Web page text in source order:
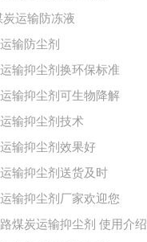
炭运输防冻液
输防尘剂
输抑尘剂换环保标准
输抑尘剂可生物降解
输抑尘剂技术
输抑尘剂效果好
输抑尘剂送货及时
输抑尘剂厂家欢迎您
煤炭运输抑尘剂 使用介绍